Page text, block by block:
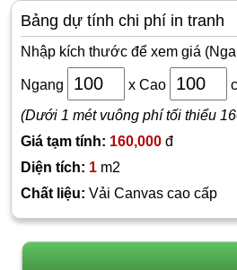
Bảng dự tính chi phí in tranh
Nhập kích thước để xem giá
Ngang x Cao
(Dưới 1 mét vuông phí tối thiểu
Giá tạm tính: 160,000 đ
Diện tích: 1 m2
Chất liệu: Vải Canvas cao cấp